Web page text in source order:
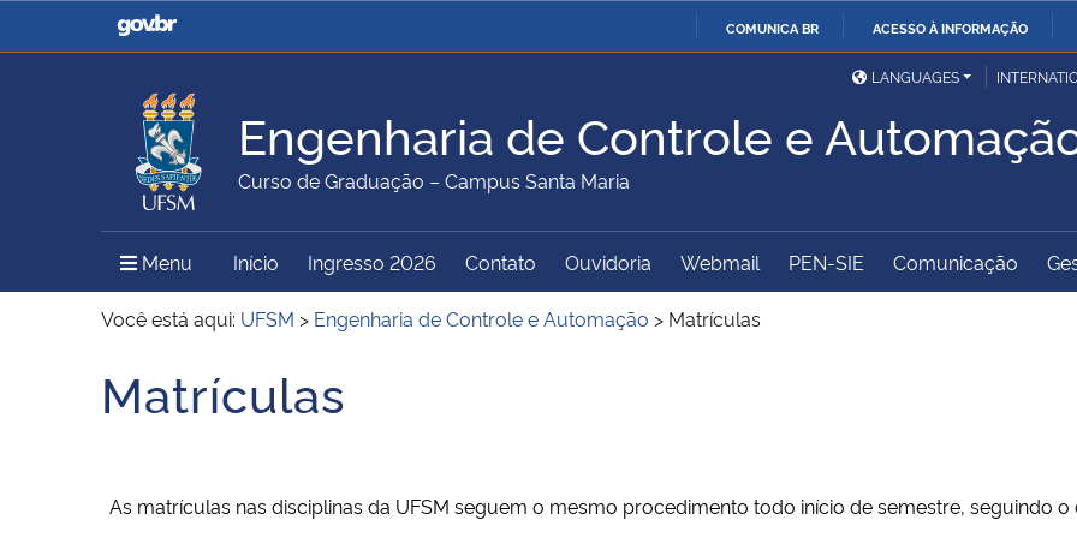
O
COMUNICA BR ACESSO À INFORMAÇÃO
Casa Civil
Ministério da Justiça e
Ministério da Defesa
Ministério das Relações
Exteriores
Ministério da Agricultura,
Pecuária e Abastecimento
Ministério da Educação Ministério da Cidadania Ministério da Saúde
Ministério do Meio Ambiente Ministério do Turismo
Ministério do
Desenvolvimento Regional
Controladoria-Geral da
Secretaria de Governo
LANGUAGES
Engenharia de Controle e
Curso de Graduação – Campus Santa Maria
Menu Menu Principal do Sítio
Início Ingresso 2026 Contato Ouvidoria Webmail PEN-SIE Comunicação
Você está aqui: UFSM > Engenharia de Controle e Automação > Matrículas
Início do conteúdo
Matrículas
As matrículas nas disciplinas da UFSM seguem o mesmo procedimento todo início de semestre, seguindo